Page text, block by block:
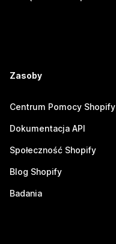
Zasoby
Centrum Pomocy Shopify
Dokumentacja API
Społeczność Shopify
Blog Shopify
Badania